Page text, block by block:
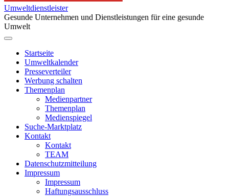
Umweltdienstleister
Gesunde Unternehmen und Dienstleistungen für eine gesunde
Umwelt
Startseite
Umweltkalender
Presseverteiler
Werbung schalten
Themenplan
Medienpartner
Themenplan
Medienspiegel
Suche-Marktplatz
Kontakt
Kontakt
TEAM
Datenschutzmitteilung
Impressum
Impressum
Haftungsausschluss